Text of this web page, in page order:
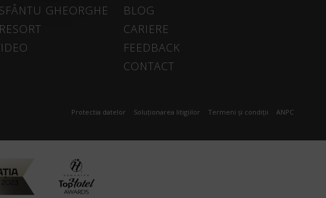
GHEORGHE
BLOG
CARIERE
FEEDBACK
CONTACT
Protectia datelor Soluționarea litigiilor Termeni și condiții ANPC